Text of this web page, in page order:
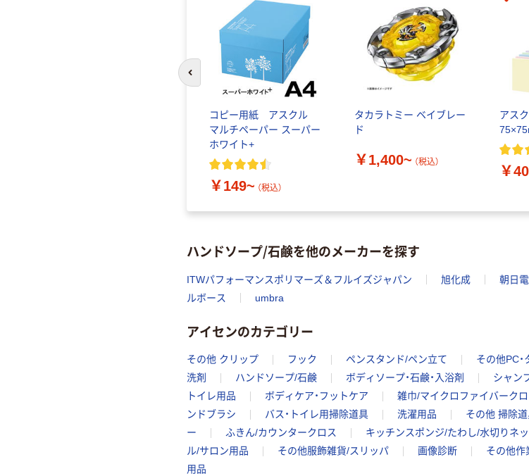
コピー用紙 アスクル
マルチペーパー スーパー
ホワイト+
￥149~ （税込）
タカラトミー ベイブレー
ド
￥1,400~ （税込）
アス
￥
前のスライドへ
ハンドソープ/石鹸を他のメーカーを探す
ITWパフォーマンスポリマーズ＆フルイズジャパン 旭化成 朝日
ルボース
umbra
アイセンのカテゴリー
その他 クリップ フック ペンスタンド/ペン立て その他PC
洗剤
ハンドソープ/石鹸 ボディソープ・石鹸・入浴剤 シャン
トイレ用品
ボディケア・フットケア 雑巾/マイクロファイバークロ
ンドブラシ
バス・トイレ用掃除道具 洗濯用品 その他 掃除
ー
ふきん/カウンタークロス キッチンスポンジ/たわし/水切りネ
ル/サロン用品
その他服飾雑貨/スリッパ 画像診断 その他作
用品